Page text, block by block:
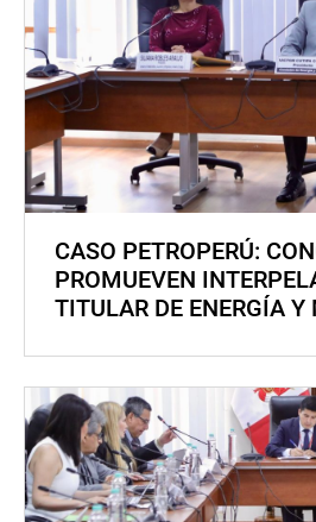
CASO PETROPERÚ:
PROMUEVEN
TITULAR DE ENERGÍA